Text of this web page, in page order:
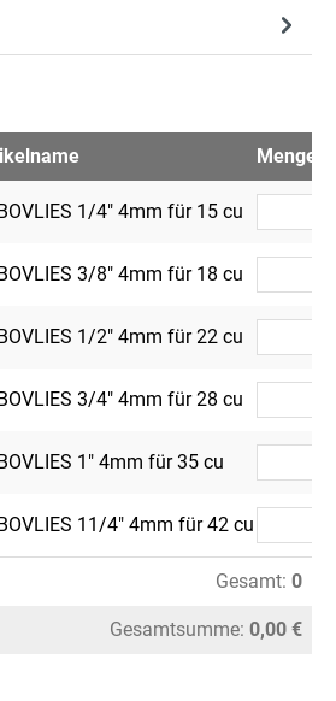
Menge
1/4" 4mm für 15 cu
3/8" 4mm für 18 cu
1/2" 4mm für 22 cu
3/4" 4mm für 28 cu
1" 4mm für 35 cu
11/4" 4mm für 42 cu
Gesamt: 0
Gesamtsumme: 0,00 €